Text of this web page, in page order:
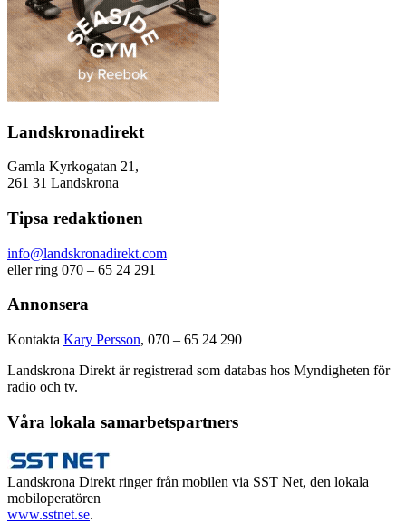
Landskronadirekt
Gamla Kyrkogatan 21,
261 31 Landskrona
Tipsa redaktionen
info@landskronadirekt.com
eller ring 070 – 65 24 291
Annonsera
Kontakta Kary Persson, 070 – 65 24 290
Landskrona Direkt är registrerad som databas hos Myndigheten för
radio och tv.
Våra lokala samarbetspartners
Landskrona Direkt ringer från mobilen via SST Net, den lokala
mobiloperatören
www.sstnet.se.